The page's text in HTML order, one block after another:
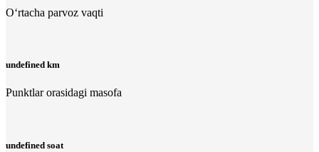
O‘rtacha parvoz vaqti
undefined km
Punktlar orasidagi masofa
undefined soat